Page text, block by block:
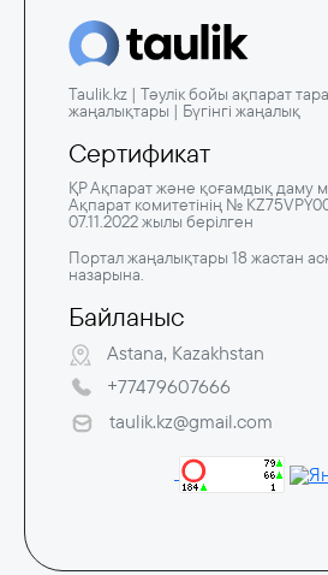
Taulik.kz | Тәулік бойы ақпарат
жаңалықтары | Бүгінгі жаңалық
Сертификат
ҚР Ақпарат және қоғамдық даму
Ақпарат комитетінің №
07.11.2022 жылы берілген
Портал жаңалықтары 18 жастан
назарына.
Байланыс
Astana, Kazakhstan
+77479607666
taulik.kz@gmail.com